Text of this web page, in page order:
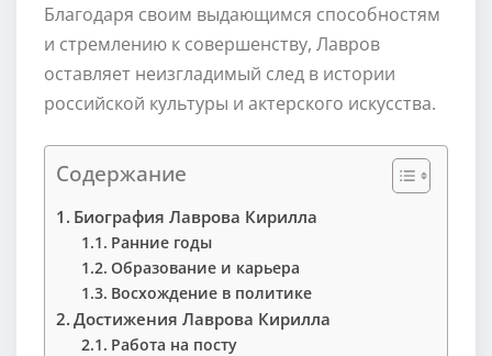
Благодаря своим выдающимся способностям
и стремлению к совершенству, Лавров
оставляет неизгладимый след в истории
российской культуры и актерского искусства.
Содержание
Биография Лаврова Кирилла
Ранние годы
Образование и карьера
Восхождение в политике
Достижения Лаврова Кирилла
Работа на посту